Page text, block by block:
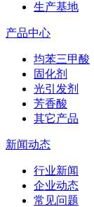
生产基地
产品中心
均苯三甲酸
固化剂
光引发剂
芳香酸
其它产品
新闻动态
行业新闻
企业动态
常见问题